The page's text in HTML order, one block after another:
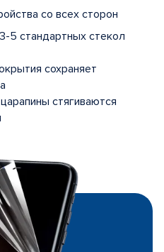
со всех сторон
5 стандартных стекол
сохраняет
стягиваются